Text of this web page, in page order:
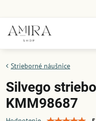
Strieborné náušnice
Silvego
KMM98687